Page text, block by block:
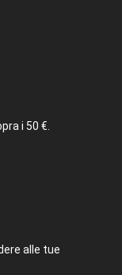
i 50 €.
alle tue